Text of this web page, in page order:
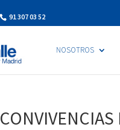
91 307 03 52
NOSOTROS